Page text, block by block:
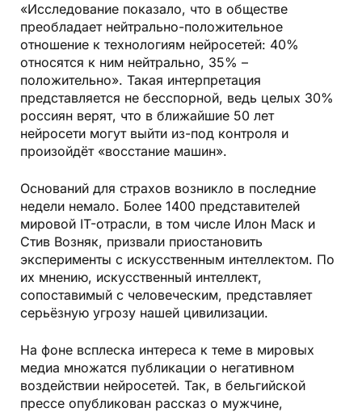
«Исследование показало, что в обществе
преобладает нейтрально-положительное
отношение к технологиям нейросетей: 40%
относятся к ним нейтрально, 35% –
положительно». Такая интерпретация
представляется не бесспорной, ведь целых 30%
россиян верят, что в ближайшие 50 лет
нейросети могут выйти из-под контроля и
произойдёт «восстание машин».
Оснований для страхов возникло в последние
недели немало. Более 1400 представителей
мировой IT-отрасли, в том числе Илон Маск и
Стив Возняк, призвали приостановить
эксперименты с искусственным интеллектом. По
их мнению, искусственный интеллект,
сопоставимый с человеческим, представляет
серьёзную угрозу нашей цивилизации.
На фоне всплеска интереса к теме в мировых
медиа множатся публикации о негативном
воздействии нейросетей. Так, в бельгийской
прессе опубликован рассказ о мужчине,